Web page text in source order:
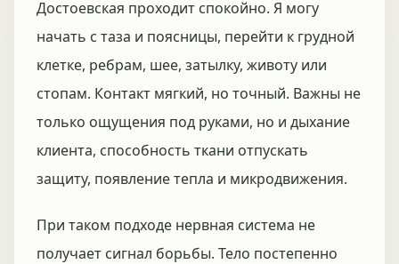
Достоевская проходит спокойно. Я могу
начать с таза и поясницы, перейти к грудной
клетке, ребрам, шее, затылку, животу или
стопам. Контакт мягкий, но точный. Важны не
только ощущения под руками, но и дыхание
клиента, способность ткани отпускать
защиту, появление тепла и микродвижения.
При таком подходе нервная система не
получает сигнал борьбы. Тело постепенно